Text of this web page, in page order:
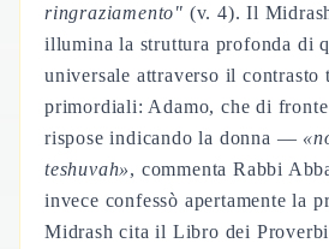
ringraziamento" (v. 4). Il
illumina la struttura profonda di
universale attraverso il contrasto
primordiali: Adamo, che di
rispose indicando la donna —
teshuvah», commenta Rabbi
invece confessò apertamente la
Midrash cita il Libro dei